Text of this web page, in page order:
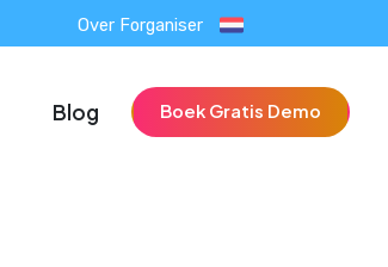
Over Forganiser
Blog Boek Gratis Demo